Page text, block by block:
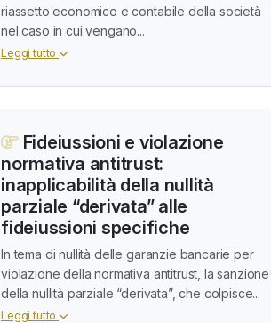
riassetto economico e contabile della società
nel caso in cui vengano...
Leggi tutto
Fideiussioni e violazione
normativa antitrust:
inapplicabilità della nullità
parziale “derivata” alle
fideiussioni specifiche
In tema di nullità delle garanzie bancarie per
violazione della normativa antitrust, la sanzione
della nullità parziale “derivata”, che colpisce...
Leggi tutto